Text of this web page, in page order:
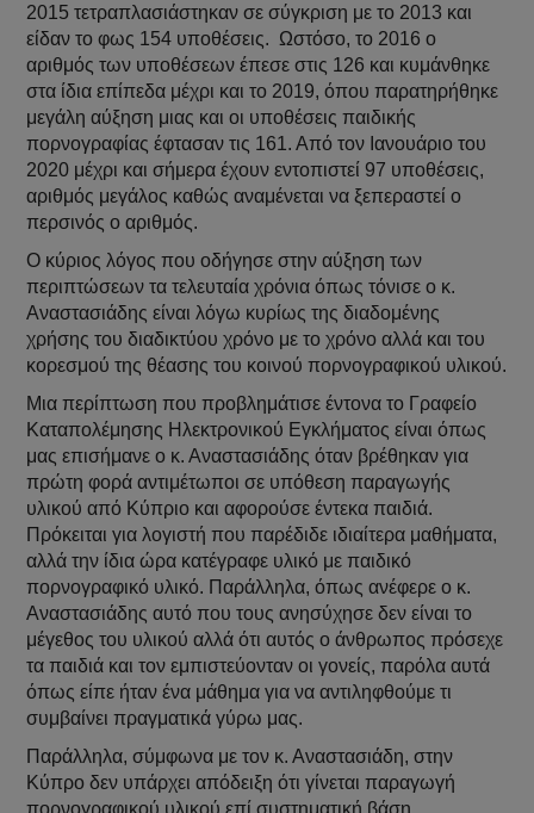
2015 τετραπλασιάστηκαν σε σύγκριση με το 2013 και
είδαν το φως 154 υποθέσεις. Ωστόσο, το 2016 ο
αριθμός των υποθέσεων έπεσε στις 126 και κυμάνθηκε
στα ίδια επίπεδα μέχρι και το 2019, όπου παρατηρήθηκε
μεγάλη αύξηση μιας και οι υποθέσεις παιδικής
πορνογραφίας έφτασαν τις 161. Από τον Ιανουάριο του
2020 μέχρι και σήμερα έχουν εντοπιστεί 97 υποθέσεις,
αριθμός μεγάλος καθώς αναμένεται να ξεπεραστεί ο
περσινός ο αριθμός.
Ο κύριος λόγος που οδήγησε στην αύξηση των
περιπτώσεων τα τελευταία χρόνια όπως τόνισε ο κ.
Αναστασιάδης είναι λόγω κυρίως της διαδομένης
χρήσης του διαδικτύου χρόνο με το χρόνο αλλά και του
κορεσμού της θέασης του κοινού πορνογραφικού υλικού.
Μια περίπτωση που προβλημάτισε έντονα το Γραφείο
Καταπολέμησης Ηλεκτρονικού Εγκλήματος είναι όπως
μας επισήμανε ο κ. Αναστασιάδης όταν βρέθηκαν για
πρώτη φορά αντιμέτωποι σε υπόθεση παραγωγής
υλικού από Κύπριο και αφορούσε έντεκα παιδιά.
Πρόκειται για λογιστή που παρέδιδε ιδιαίτερα μαθήματα,
αλλά την ίδια ώρα κατέγραφε υλικό με παιδικό
πορνογραφικό υλικό. Παράλληλα, όπως ανέφερε ο κ.
Αναστασιάδης αυτό που τους ανησύχησε δεν είναι το
μέγεθος του υλικού αλλά ότι αυτός ο άνθρωπος πρόσεχε
τα παιδιά και τον εμπιστεύονταν οι γονείς, παρόλα αυτά
όπως είπε ήταν ένα μάθημα για να αντιληφθούμε τι
συμβαίνει πραγματικά γύρω μας.
Παράλληλα, σύμφωνα με τον κ. Αναστασιάδη, στην
Κύπρο δεν υπάρχει απόδειξη ότι γίνεται παραγωγή
πορνογραφικού υλικού επί συστηματική βάση.